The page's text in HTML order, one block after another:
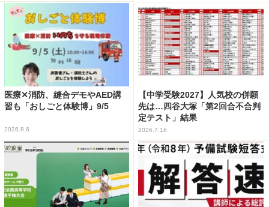
医療✕消防、縫合デモやAED講
習も「おしごと体験博」9/5
2026.8.6
【中学受験2027】人気校の併願
先は…四谷大塚「第2回合不合判
定テスト」結果
2026.7.16